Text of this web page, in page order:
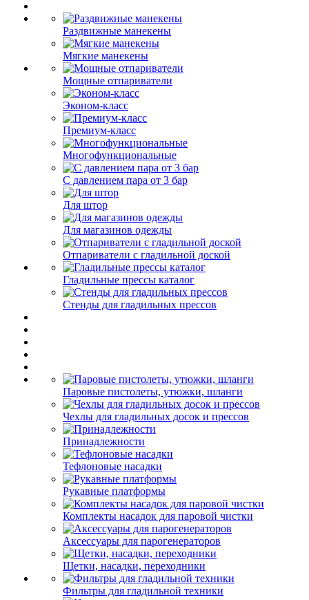
Раздвижные манекены
Мягкие манекены
Мощные отпариватели
Эконом-класс
Премиум-класс
Многофункциональные
С давлением пара от 3 бар
Для штор
Для магазинов одежды
Отпариватели с гладильной доской
Гладильные прессы каталог
Стенды для гладильных прессов
Паровые пистолеты, утюжки, шланги
Чехлы для гладильных досок и прессов
Принадлежности
Тефлоновые насадки
Рукавные платформы
Комплекты насадок для паровой чистки
Аксессуары для парогенераторов
Щетки, насадки, переходники
Фильтры для гладильной техники